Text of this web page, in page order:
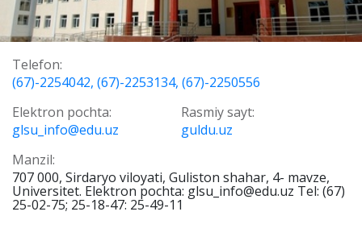
Telefon:
(67)-2254042, (67)-2253134, (67)-2250556
Elektron pochta:
glsu_info@edu.uz
Rasmiy sayt:
guldu.uz
Manzil:
707 000, Sirdaryo viloyati, Guliston shahar, 4- mavze,
Universitet. Elektron pochta: glsu_info@edu.uz Tel: (67)
25-02-75; 25-18-47: 25-49-11